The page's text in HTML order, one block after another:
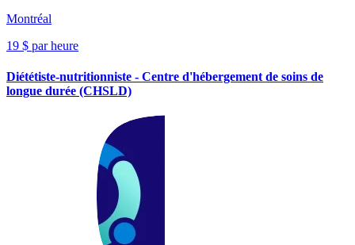
Montréal
19 $ par heure
Diététiste-nutritionniste - Centre d'hébergement de soins de
longue durée (CHSLD)